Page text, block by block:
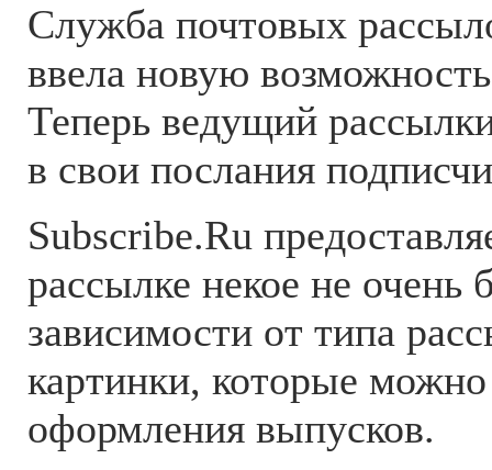
Служба почтовых
ввела новую
Теперь ведущий
в свои послания
Subscribe.Ru
рассылке некое не очень
зависимости от типа
картинки, которые можно
оформления выпусков.